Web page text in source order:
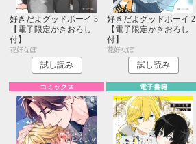
好きだよグッドボーイ 3
【電子限定かきおろし
付】
花好なぽ
試し読み
好きだよグッドボーイ 2
【電子限定かきおろし
付】
花好なぽ
試し読み
コミックス 電子書籍